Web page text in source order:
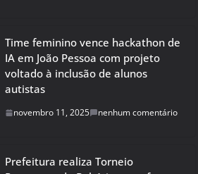
Time feminino vence hackathon de
IA em João Pessoa com projeto
voltado à inclusão de alunos
autistas
novembro 11, 2025 nenhum comentário
Prefeitura realiza Torneio